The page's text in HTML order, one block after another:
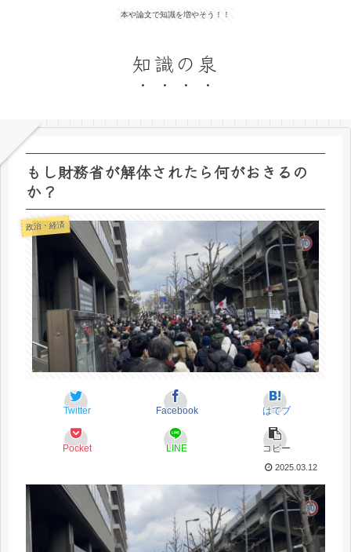
本や論文で知識を増やそう！！
知識の泉
もし財務省が解体されたら何がおきるの
か？
政治・経済
Twitter Facebook はてブ
Pocket LINE コピー
2025.03.12